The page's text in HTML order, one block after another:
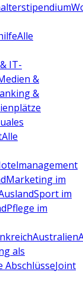
Alle
IT-
&
&
Alle
Marketing im
Sport im
Pflege im
Australien
als
AbschlüsseJoint